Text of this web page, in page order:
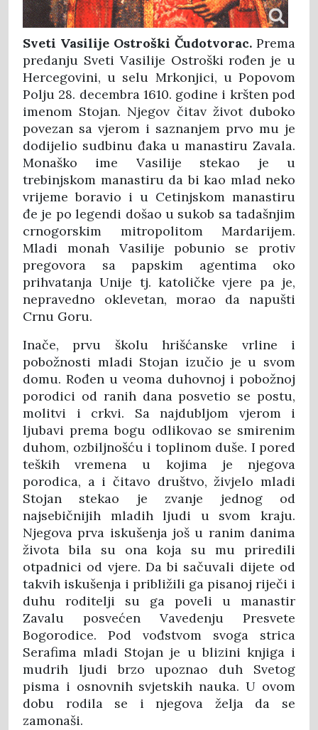
Sveti Vasilije Ostroški Čudotvorac. Prema
predanju Sveti Vasilije Ostroški rođen je u
Hercegovini, u selu Mrkonjici, u Popovom
Polju 28. decembra 1610. godine i kršten pod
imenom Stojan. Njegov čitav život duboko
povezan sa vjerom i saznanjem prvo mu je
dodijelio sudbinu đaka u manastiru Zavala.
Monaško ime Vasilije stekao je u
trebinjskom manastiru da bi kao mlad neko
vrijeme boravio i u Cetinjskom manastiru
đe je po legendi došao u sukob sa tadašnjim
crnogorskim mitropolitom Mardarijem.
Mladi monah Vasilije pobunio se protiv
pregovora sa papskim agentima oko
prihvatanja Unije tj. katoličke vjere pa je,
nepravedno oklevetan, morao da napušti
Crnu Goru.
Inače, prvu školu hrišćanske vrline i
pobožnosti mladi Stojan izučio je u svom
domu. Rođen u veoma duhovnoj i pobožnoj
porodici od ranih dana posvetio se postu,
molitvi i crkvi. Sa najdubljom vjerom i
ljubavi prema bogu odlikovao se smirenim
duhom, ozbiljnošću i toplinom duše. I pored
teških vremena u kojima je njegova
porodica, a i čitavo društvo, živjelo mladi
Stojan stekao je zvanje jednog od
najsebičnijih mladih ljudi u svom kraju.
Njegova prva iskušenja još u ranim danima
života bila su ona koja su mu priredili
otpadnici od vjere. Da bi sačuvali dijete od
takvih iskušenja i približili ga pisanoj riječi i
duhu roditelji su ga poveli u manastir
Zavalu posvećen Vavedenju Presvete
Bogorodice. Pod vođstvom svoga strica
Serafima mladi Stojan je u blizini knjiga i
mudrih ljudi brzo upoznao duh Svetog
pisma i osnovnih svjetskih nauka. U ovom
dobu rodila se i njegova želja da se
zamonaši.